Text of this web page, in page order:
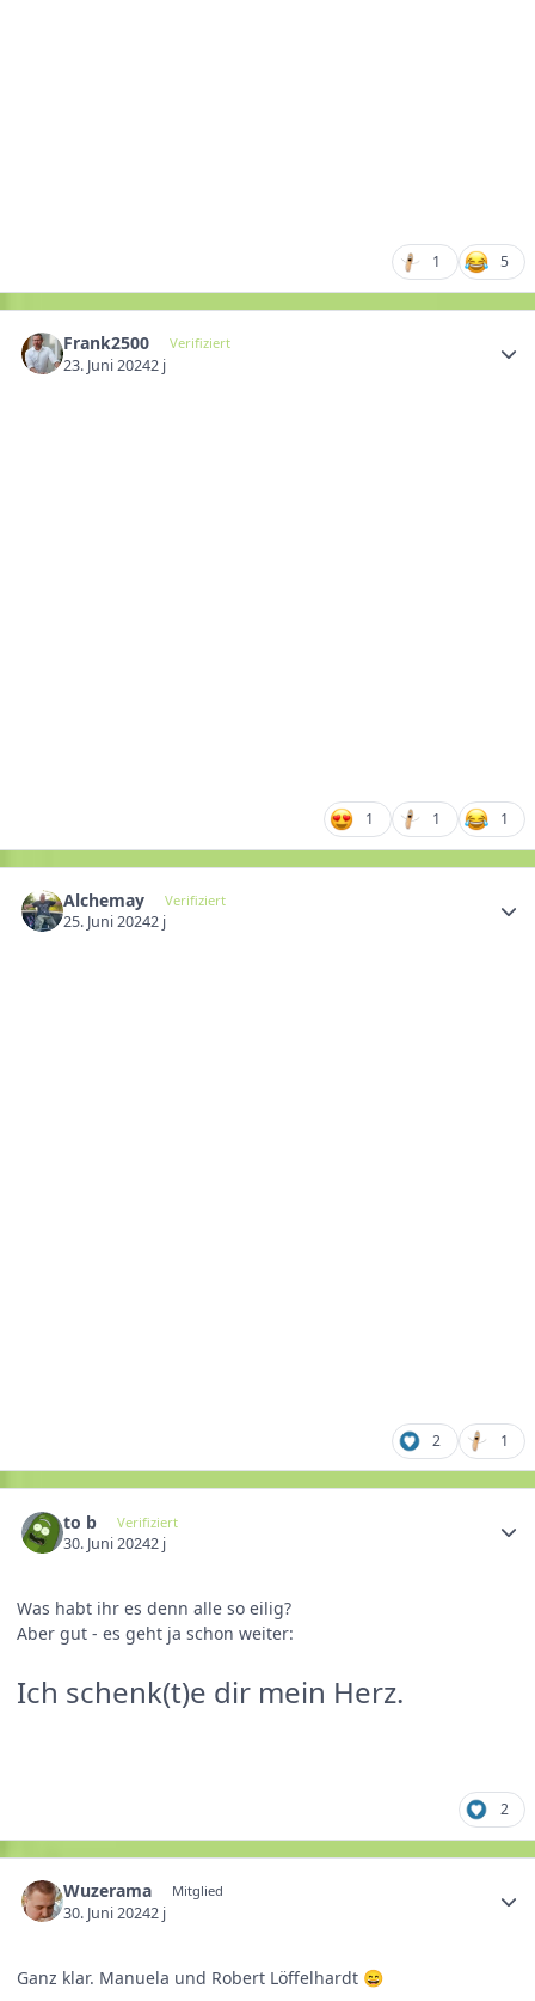
1 5
Frank2500 Verifiziert
23. Juni 20242 j
1 1 1
Alchemay Verifiziert
25. Juni 20242 j
2 1
to b Verifiziert
30. Juni 20242 j
Was habt ihr es denn alle so eilig?
Aber gut - es geht ja schon weiter:
Ich schenk(t)e dir mein Herz.
2
Wuzerama Mitglied
30. Juni 20242 j
Ganz klar. Manuela und Robert Löffelhardt 😄